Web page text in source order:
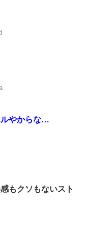
ルやからな…
もクソもないスト